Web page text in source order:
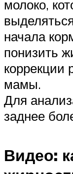
молоко,
начала
понизить
коррекции
мамы.
Для
заднее
Видео: